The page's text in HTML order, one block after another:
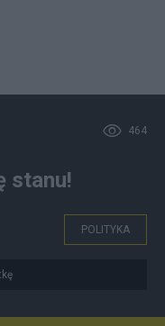
464
stanu!
POLITYKA